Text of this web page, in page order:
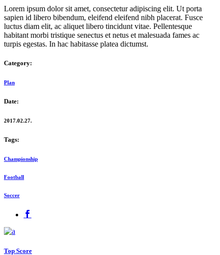
Lorem ipsum dolor sit amet, consectetur adipiscing elit. Ut porta
sapien id libero bibendum, eleifend eleifend nibh placerat. Fusce
luctus diam elit, ac aliquet libero tincidunt vitae. Pellentesque
habitant morbi tristique senectus et netus et malesuada fames ac
turpis egestas. In hac habitasse platea dictumst.
Category:
Plan
Date:
2017.02.27.
Tags:
Championship
Football
Soccer
Top Score